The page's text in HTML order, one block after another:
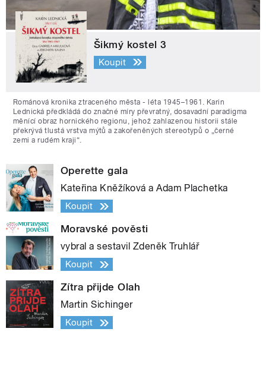
Šikmý kostel 3
Koupit
Románová kronika ztraceného města - léta 1945–1961. Karin
Lednická předkládá do značné míry převratný, dosavadní paradigma
měnící obraz hornického regionu, jehož zahlazenou historii stále
překrývá tlustá vrstva mýtů a zakořeněných stereotypů o „černé
zemi a rudém kraji“.
Operette gala
Kateřina Kněžíková a Adam Plachetka
Koupit
Moravské pověsti
vybral a sestavil Zdeněk Truhlář
Koupit
Zítra přijde Olah
Martin Sichinger
Koupit